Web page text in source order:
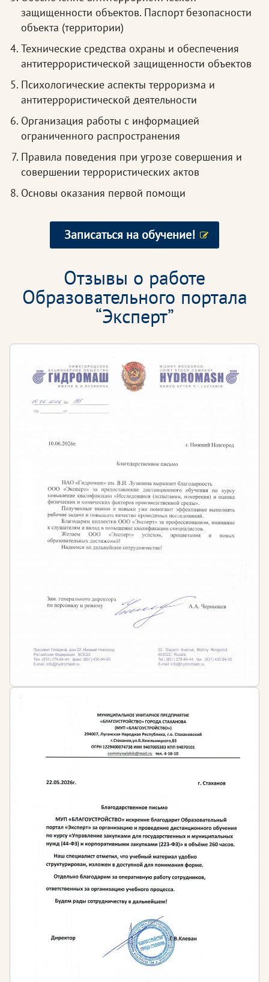
защищенности объектов. Паспорт безопасности
объекта (территории)
Технические средства охраны и обеспечения
антитеррористической защищенности объектов
Психологические аспекты терроризма и
антитеррористической деятельности
Организация работы с информацией
ограниченного распространения
Правила поведения при угрозе совершения и
совершении террористических актов
Основы оказания первой помощи
Записаться на обучение!
Отзывы о работе
Образовательного портала
“Эксперт”